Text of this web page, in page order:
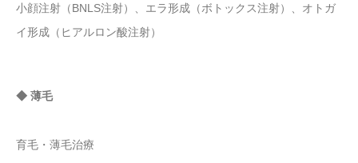
小顔注射（BNLS注射）、エラ形成（ボトックス注射）、オトガ
イ形成（ヒアルロン酸注射）
◆ 薄毛
育毛・薄毛治療